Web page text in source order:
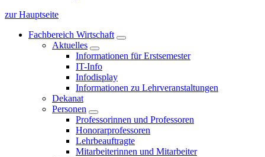
zur Hauptseite
Fachbereich Wirtschaft
Aktuelles
Informationen für Erstsemester
IT-Info
Infodisplay
Informationen zu Lehrveranstaltungen
Dekanat
Personen
Professorinnen und Professoren
Honorarprofessoren
Lehrbeauftragte
Mitarbeiterinnen und Mitarbeiter